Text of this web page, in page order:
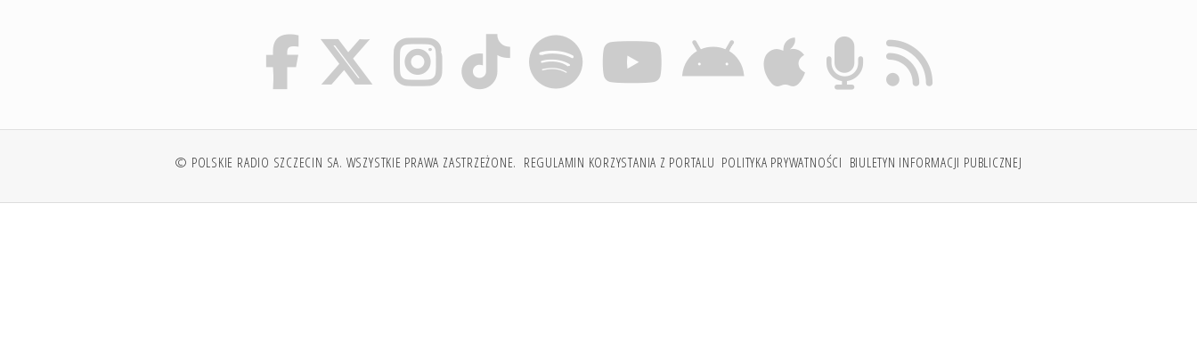
© POLSKIE RADIO SZCZECIN SA. WSZYSTKIE PRAWA ZASTRZEŻONE. REGULAMIN KORZYSTANIA Z PORTALU POLITYKA PRYWATNOŚCI BIULETYN INFORMACJI PUBLICZNEJ